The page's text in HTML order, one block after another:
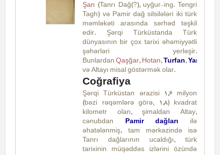
Şan (Tanrı Dağ(?), uyğur-ing. Tengri
Tagh) və Pamir dağ silsilələri iki türk
məmləkəti arasında sərhəd təşkil
edir. Şərqi Türküstanda Türk
dünyasının bir çox tarixi əhəmiyyətli
şəhərləri yerləşir.
BunlardanQaşğar, Hotan, Turfan, Yarkənd
və Altayı misal göstərmək olar.
Coğrafiya
Şərqi Türküstan ərazisi 1,6 milyon
(bəzi rəqəmlərə görə, 1,8) kvadrat
kilometr olan, şimaldan Altay,
cənubdan Pamir dağları
ilə
əhatələnmiş, tam mərkəzində isə
Tanrı dağlarının ucaldığı, türk
tarixinin müqəddəs izlərini özündə